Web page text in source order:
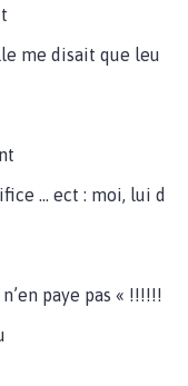
me disait que leu
… ect : moi, lui d
paye pas « !!!!!!